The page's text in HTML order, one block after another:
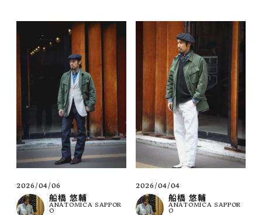
2026/04/06
船橋 悠輔
ANATOMICA SAPPOR
O
2026/04/04
船橋 悠輔
ANATOMICA SAPPOR
O